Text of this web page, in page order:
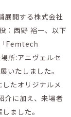
展開する株式会社
：西野 裕一、以下
Femtech
所:アニヴェルセ
いたしました。
たオリジナルメ
介に加え、来場者
ました。